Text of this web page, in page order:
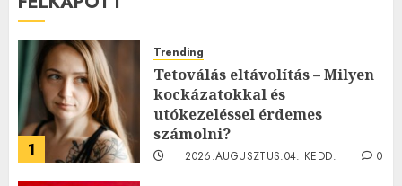
1
Trending
Tetoválás eltávolítás – Milyen
kockázatokkal és
utókezeléssel érdemes
számolni?
2026.AUGUSZTUS.04. KEDD.
0